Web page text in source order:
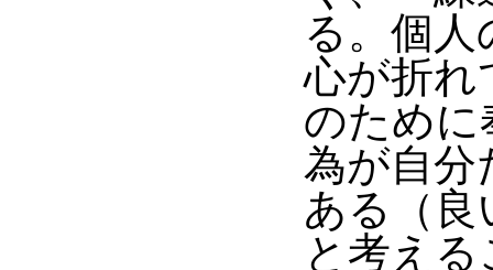
る。個
心が折れ
のために
為が自分
ある（良
と考え